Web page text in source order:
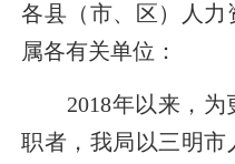
各县（市、区）人
属各有关单位 ：
2018年以来，为
职者，我局以三明